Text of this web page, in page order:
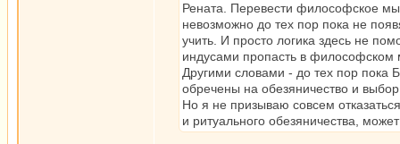
Рената. Перевести философское
невозможно до тех пор пока не
учить. И просто логика здесь не
индусами пропасть в философском
Другими словами - до тех пор пока
обречены на обезяничество и
Но я не призываю совсем
и ритуального обезяничества,